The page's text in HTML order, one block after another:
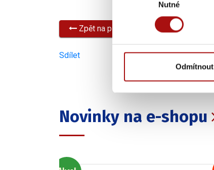
Nutné
Odmítnout
Zpět na přehled všech akcí
Sdílet
Novinky na e-shopu